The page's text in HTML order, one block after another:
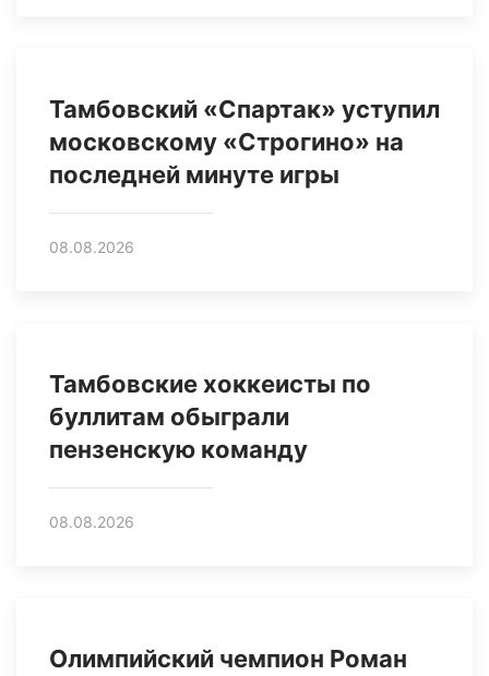
Тамбовский «Спартак» уступил
московскому «Строгино» на
последней минуте игры
08.08.2026
Тамбовские хоккеисты по
буллитам обыграли
пензенскую команду
08.08.2026
Олимпийский чемпион Роман